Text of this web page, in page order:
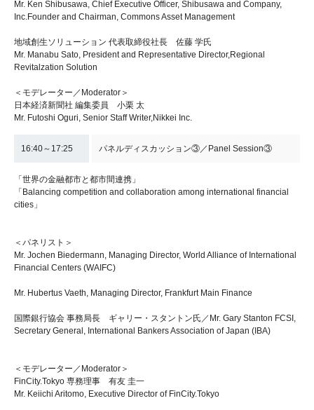
Mr. Ken Shibusawa, Chief Executive Officer, Shibusawa and Company,
Inc.Founder and Chairman, Commons Asset Management
地域創生ソリューション 代表取締役社長 佐藤 学氏
Mr. Manabu Sato, President and Representative Director,Regional
Revitalzation Solution
＜モデレーター／Moderator＞
日本経済新聞社 編集委員 小栗 太
Mr. Futoshi Oguri, Senior Staff Writer,Nikkei Inc.
16:40～17:25 パネルディスカッション③／Panel Session③
「世界の金融都市と都市間連携」
「Balancing competition and collaboration among international financial
cities」
＜パネリスト＞
Mr. Jochen Biedermann, Managing Director, World Alliance of International
Financial Centers (WAIFC)
Mr. Hubertus Vaeth, Managing Director, Frankfurt Main Finance
国際銀行協会 事務局長 ギャリー・スタントン氏／Mr. Gary Stanton FCSI,
Secretary General, International Bankers Association of Japan (IBA)
＜モデレーター／Moderator＞
FinCity.Tokyo 専務理事 有友 圭一
Mr. Keiichi Aritomo, Executive Director of FinCity.Tokyo